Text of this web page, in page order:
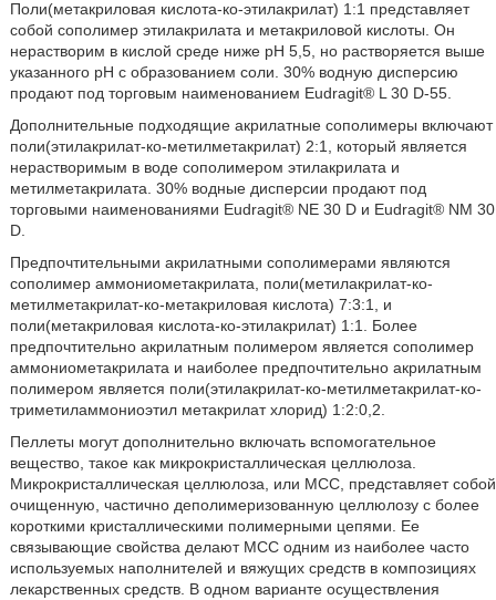
Поли(метакриловая кислота-кo-этилакрилат) 1:1 представляет
собой сополимер этилакрилата и метакриловой кислоты. Он
нерастворим в кислой среде ниже рН 5,5, но растворяется выше
указанного pH с образованием соли. 30% водную дисперсию
продают под торговым наименованием Eudragit® L 30 D-55.
Дополнительные подходящие акрилатные сополимеры включают
поли(этилакрилат-кo-метилметакрилат) 2:1, который является
нерастворимым в воде сополимером этилакрилата и
метилметакрилата. 30% водные дисперсии продают под
торговыми наименованиями Eudragit® NE 30 D и Eudragit® NM 30
D.
Предпочтительными акрилатными сополимерами являются
сополимер аммониометакрилата, поли(метилакрилат-кo-
метилметакрилат-кo-метакриловая кислота) 7:3:1, и
поли(метакриловая кислота-кo-этилакрилат) 1:1. Более
предпочтительно акрилатным полимером является сополимер
аммониометакрилата и наиболее предпочтительно акрилатным
полимером является поли(этилакрилат-кo-метилметакрилат-кo-
триметиламмониоэтил метакрилат хлорид) 1:2:0,2.
Пеллеты могут дополнительно включать вспомогательное
вещество, такое как микрокристаллическая целлюлоза.
Микрокристаллическая целлюлоза, или MCC, представляет собой
очищенную, частично деполимеризованную целлюлозу с более
короткими кристаллическими полимерными цепями. Ее
связывающие свойства делают MCC одним из наиболее часто
используемых наполнителей и вяжущих средств в композициях
лекарственных средств. В одном варианте осуществления